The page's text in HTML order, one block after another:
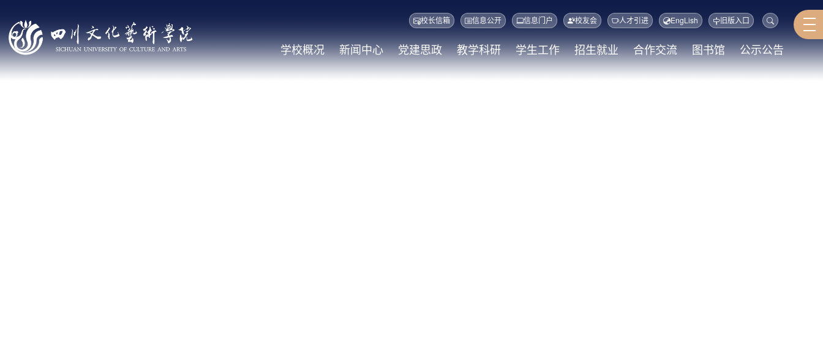
校长信箱 信息公开 信息门户 校友会 人才引进 EngLish 旧版入口
学校概况 新闻中心 党建思政 教学科研 学生工作 招生就业 合作交流 图书馆 公示公告